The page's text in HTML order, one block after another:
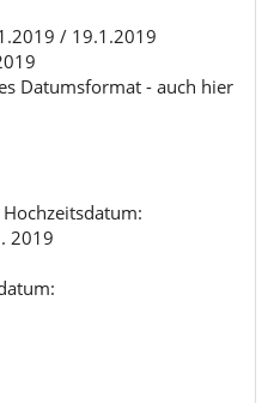
/ 19.1.2019
Datumsformat - auch hier
2019